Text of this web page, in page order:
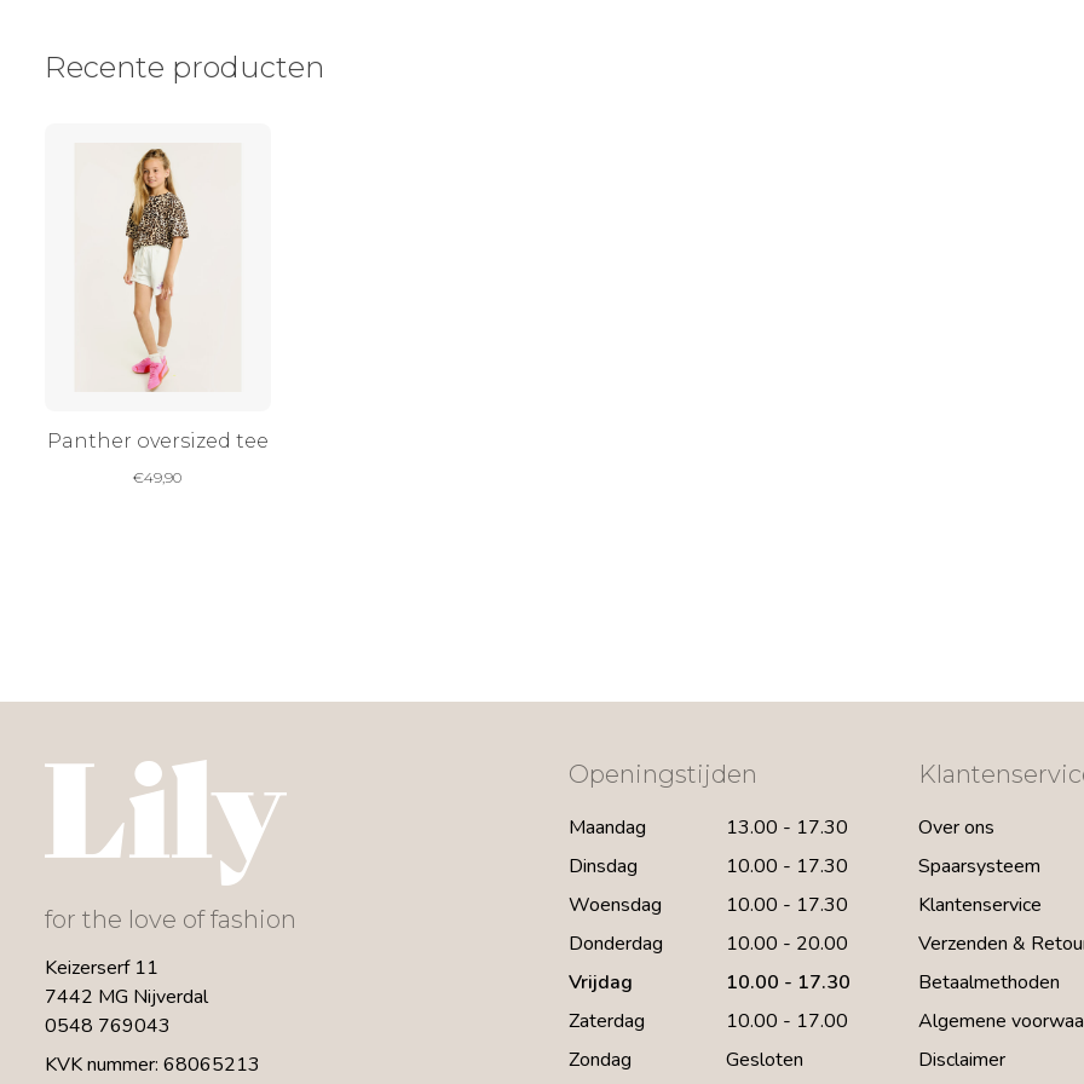
Recente producten
Panther oversized tee
€49,90
for the love of fashion
Keizerserf 11
7442 MG Nijverdal
0548 769043
KVK nummer: 68065213
Openingstijden
Maandag
13.00 - 17.30
Dinsdag
10.00 - 17.30
Woensdag
10.00 - 17.30
Donderdag
10.00 - 20.00
Vrijdag
10.00 - 17.30
Zaterdag
10.00 - 17.00
Zondag
Gesloten
Over ons
Spaarsysteem
Klantenservice
Verzenden &
Betaalmethoden
Algemene
Disclaimer